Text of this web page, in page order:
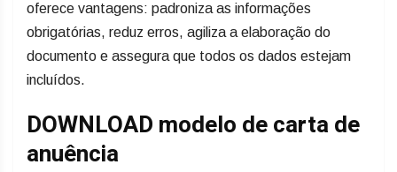
oferece vantagens: padroniza as informações
obrigatórias, reduz erros, agiliza a elaboração do
documento e assegura que todos os dados estejam
incluídos.
DOWNLOAD modelo de carta de
anuência